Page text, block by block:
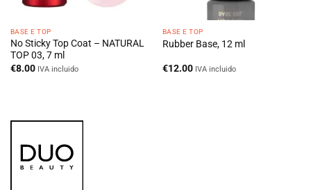
BASE E TOP
No Sticky Top Coat – NATURAL
TOP 03, 7 ml
€8.00 IVA incluido
BASE E TOP
Rubber Base, 12 ml
€12.00 IVA incluido